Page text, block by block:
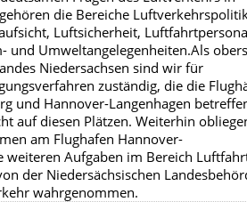
die Bereiche
Luftsicherheit,
und Umweltangelegenheiten.Als
Niedersachsen sind wir für
zuständig, die die
und Hannover-Langenhagen
auf diesen Plätzen. Weiterhin
am Flughafen Hannover-
weiteren Aufgaben im Bereich
der Niedersächsischen
wahrgenommen.